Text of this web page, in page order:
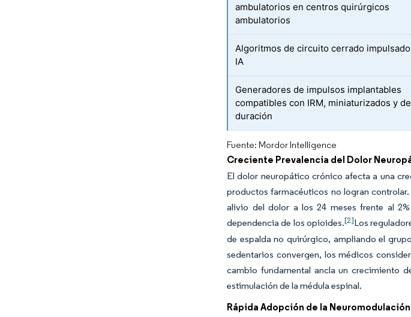
ambulatorios en centros quirúrgicos
ambulatorios
Algoritmos de circuito cerrado
IA
Generadores de impulsos implantables
compatibles con IRM, miniaturizados y
duración
Fuente: Mordor Intelligence
Creciente Prevalencia del Dolor
El dolor neuropático crónico afecta a una
productos farmacéuticos no logran
alivio del dolor a los 24 meses frente al
dependencia de los opioides.[2]Los
de espalda no quirúrgico, ampliando el
sedentarios convergen, los médicos
cambio fundamental ancla un crecimiento
estimulación de la médula espinal.
Rápida Adopción de la